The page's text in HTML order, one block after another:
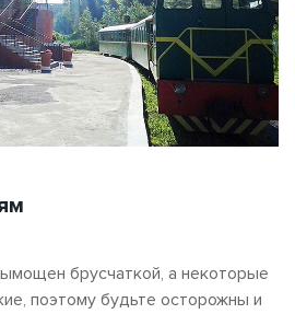
брусчаткой, а некоторые
поэтому будьте осторожны и